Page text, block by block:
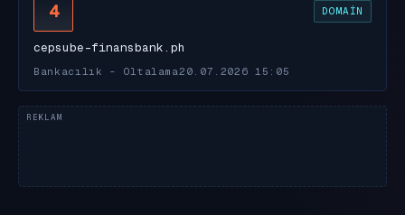
4 DOMAIN
cepsube-finansbank.ph
Bankacılık - Oltalama20.07.2026 15:05